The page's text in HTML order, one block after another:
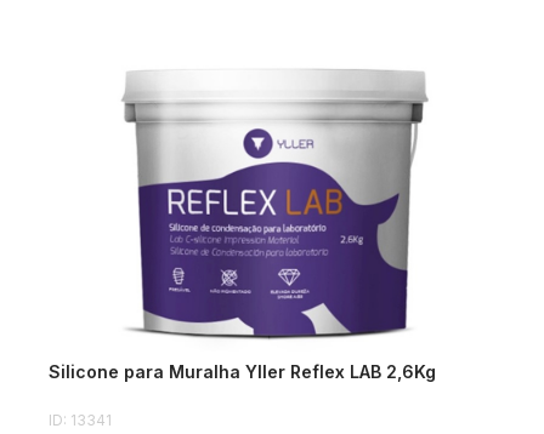
Silicone para Muralha Yller Reflex LAB 2,6Kg
ID: 13341